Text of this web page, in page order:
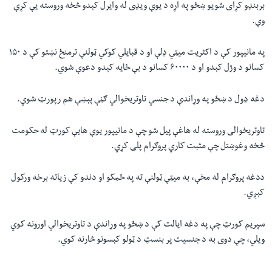
بربنډو کړای شویو ښځو په اړه د یوې ویډی له وایرل کېدو څخه وروسته یې کړې
وې.
په مانیپور کې د اکثریت میټي ډلې او د قبایلي کوکي ټولنې ترمنځ نښتو کې د ۱۵۰
کسانو د وژل کېدو او د ۶۰۰۰۰ کسانو د بې ځایه کېدو دعوې شوي.
دغه ډول د ښځو په وړاندې د جنسي تاوتریخوالي ګڼې پېښې هم رپورټ شوي.
تاوتریخوالی وروسته له هاغې پیل شو چې د مانیپور یوې هايې کورټ له حکومت
څخه وغوښتل چې مثبت کاري پروګرام پلی کړي.
ددغه پروګرام له مخې، به میټې ټولنې ته په ځمکو او دندو کې زیاته برخه ورکول
کېږي.
سپریم کورټ چې په دغه ایالت کې د ښځو په وړاندې د تاوتریخوالي اورونه کوي
ویلي، چې دوی به د جنسیت پر بنسټ د ټولو کېسونو څارنه کوي.